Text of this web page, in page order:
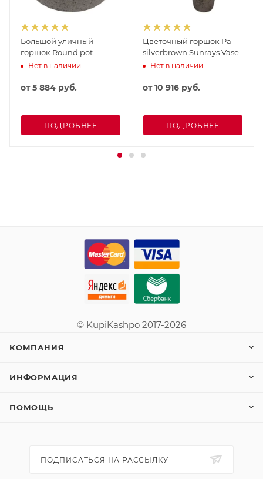
Большой уличный
горшок Round pot
Нет в наличии
от5 884 руб.
ПОДРОБНЕЕ
Цветочный горшок Pa-
silverbrown Sunrays Vase
Нет в наличии
от10 916 руб.
ПОДРОБНЕЕ
© KupiKashpo 2017-2026
КОМПАНИЯ
ИНФОРМАЦИЯ
ПОМОЩЬ
ПОДПИСАТЬСЯ НА РАССЫЛКУ